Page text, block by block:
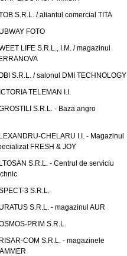
S.R.L. / aliantul comercial TITA
FOTO
LIFE S.R.L., I.M. / magazinul
S.R.L. / salonul DMI TECHNOLOGY
TELEMAN I.I.
S.R.L. - Baza angro
CHELARU I.I. - Magazinul
FRESH & JOY
S.R.L. - Centrul de serviciu
3 S.R.L.
S.R.L. - magazinul AUR
PRIM S.R.L.
COM S.R.L. - magazinele